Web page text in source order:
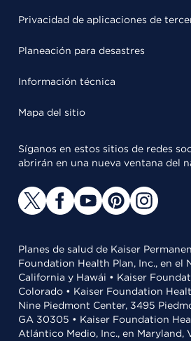
Privacidad de aplicaciones de
Planeación para desastres
Información técnica
Mapa del sitio
Síganos en estos sitios de redes
abrirán en una nueva ventana del
Planes de salud de Kaiser
Foundation Health Plan, Inc., en el
California y Hawái • Kaiser
Colorado • Kaiser Foundation
Nine Piedmont Center, 3495
GA 30305 • Kaiser Foundation
Atlántico Medio, Inc., en Maryland,